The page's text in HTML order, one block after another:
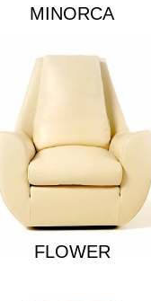
MINORCA
FLOWER